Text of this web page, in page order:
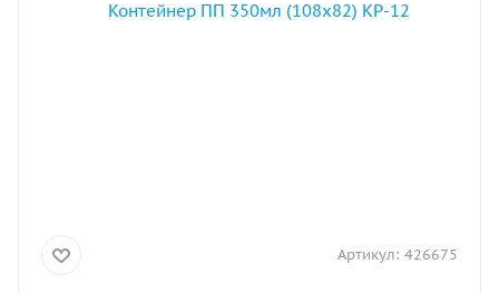
Артикул: 426675